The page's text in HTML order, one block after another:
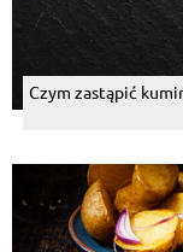
Czym zastąpić